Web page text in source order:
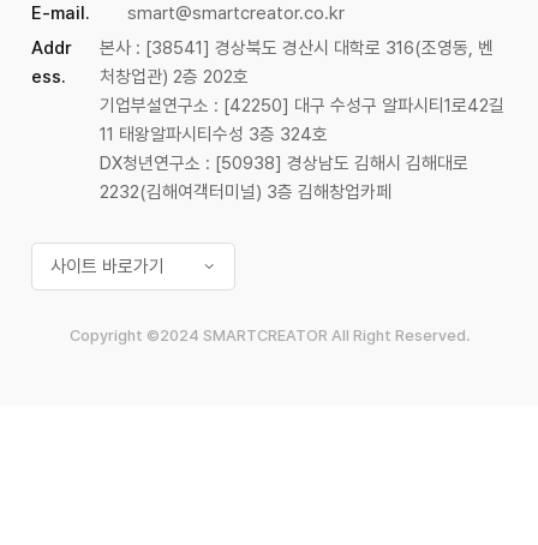
E-mail.
smart@smartcreator.co.kr
Addr
ess.
본사 : [38541] 경상북도 경산시 대학로 316(조영동, 벤
처창업관) 2층 202호
기업부설연구소 : [42250] 대구 수성구 알파시티1로42길
11 태왕알파시티수성 3층 324호
DX청년연구소 : [50938] 경상남도 김해시 김해대로
2232(김해여객터미널) 3층 김해창업카페
사이트 바로가기
Copyright ©2024 SMARTCREATOR All Right Reserved.